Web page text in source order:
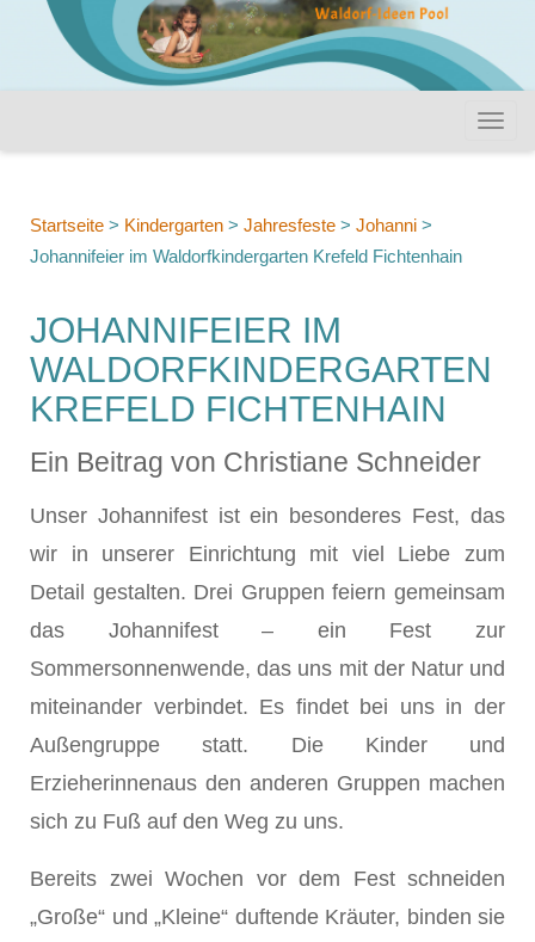
Startseite > Kindergarten > Jahresfeste > Johanni >
Johannifeier im Waldorfkindergarten Krefeld Fichtenhain
JOHANNIFEIER IM
WALDORFKINDERGARTEN
KREFELD FICHTENHAIN
Ein Beitrag von Christiane Schneider
Unser Johannifest ist ein besonderes Fest, das
wir in unserer Einrichtung mit viel Liebe zum
Detail gestalten. Drei Gruppen feiern gemeinsam
das Johannifest – ein Fest zur
Sommersonnenwende, das uns mit der Natur und
miteinander verbindet. Es findet bei uns in der
Außengruppe statt. Die Kinder und
Erzieherinnenaus den anderen Gruppen machen
sich zu Fuß auf den Weg zu uns.
Bereits zwei Wochen vor dem Fest schneiden
„Große“ und „Kleine“ duftende Kräuter, binden sie